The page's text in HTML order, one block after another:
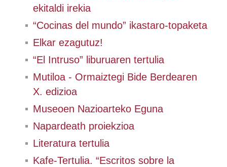
ekitaldi irekia
“Cocinas del mundo” ikastaro-topaketa
Elkar ezagutuz!
“El Intruso” liburuaren tertulia
Mutiloa - Ormaiztegi Bide Berdearen
X. edizioa
Museoen Nazioarteko Eguna
Napardeath proiekzioa
Literatura tertulia
Kafe-Tertulia. “Escritos sobre la